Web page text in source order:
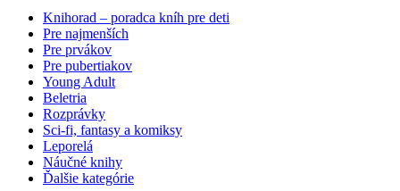
Knihorad – poradca kníh pre deti
Pre najmenších
Pre prvákov
Pre pubertiakov
Young Adult
Beletria
Rozprávky
Sci-fi, fantasy a komiksy
Leporelá
Náučné knihy
Ďalšie kategórie